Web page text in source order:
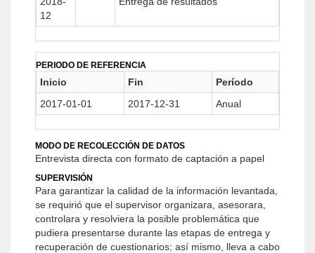
12
PERIODO DE REFERENCIA
Inicio Fin
Período
2017-01-01
2017-12-31 Anual
MODO DE RECOLECCIÓN DE DATOS
Entrevista directa con formato de captación a papel
SUPERVISIÓN
Para garantizar la calidad de la información levantada,
se requirió que el supervisor organizara, asesorara,
controlara y resolviera la posible problemática que
pudiera presentarse durante las etapas de entrega y
recuperación de cuestionarios; así mismo, lleva a cabo